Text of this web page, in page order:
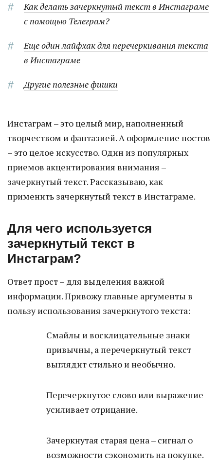
Как делать зачеркнутый текст в Инстаграме
с помощью Телеграм?
Еще один лайфхак для перечеркивания текста
в Инстаграме
Другие полезные фишки
Инстаграм – это целый мир, наполненный
творчеством и фантазией. А оформление постов
– это целое искусство. Один из популярных
приемов акцентирования внимания –
зачеркнутый текст. Рассказываю, как
применить зачеркнутый текст в Инстаграме.
Для чего используется
зачеркнутый текст в
Инстаграм?
Ответ прост – для выделения важной
информации. Привожу главные аргументы в
пользу использования зачеркнутого текста:
Смайлы и восклицательные знаки
привычны, а перечеркнутый текст
выглядит стильно и необычно.
Перечеркнутое слово или выражение
усиливает отрицание.
Зачеркнутая старая цена – сигнал о
возможности сэкономить на покупке.